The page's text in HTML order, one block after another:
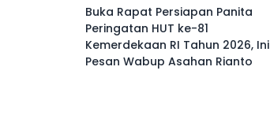
Buka Rapat Persiapan Panita
Peringatan HUT ke-81
Kemerdekaan RI Tahun 2026, Ini
Pesan Wabup Asahan Rianto